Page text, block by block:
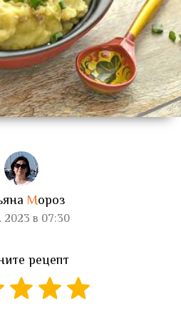
Мороз
2023 в 07:30
рецепт